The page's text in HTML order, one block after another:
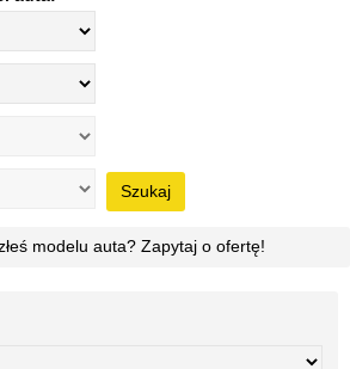
Szukaj
modelu auta? Zapytaj o ofertę!